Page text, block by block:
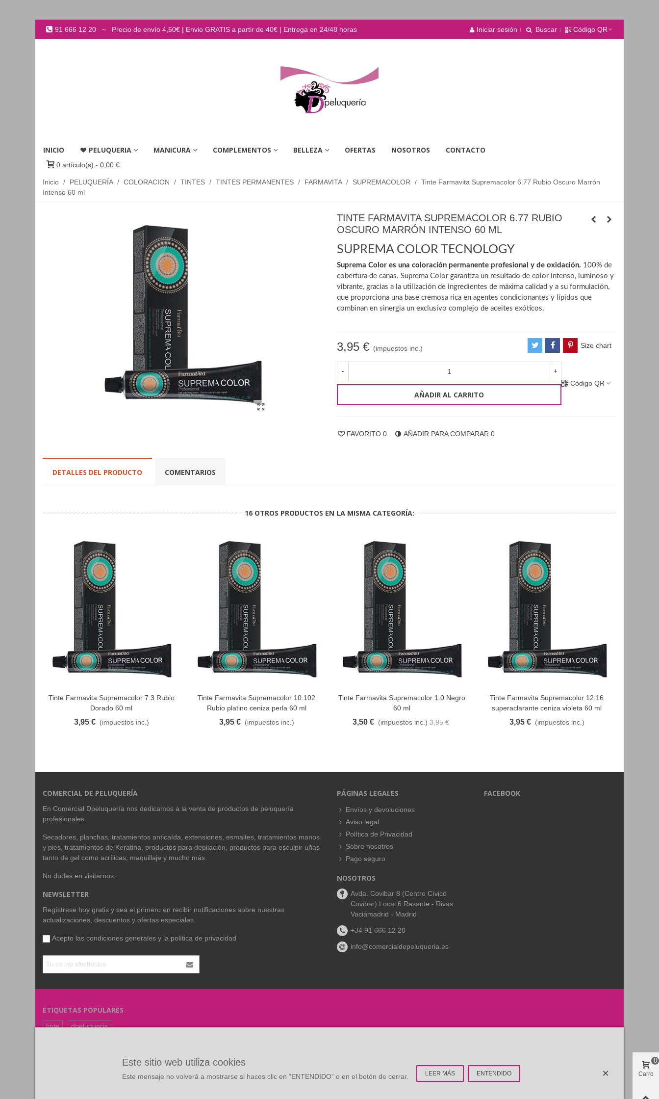
91 666 12 20 ~ Precio de envío 4,50€ | Envio GRATIS a partir de 40€ | Entrega en 24/48 horas Iniciar sesión Buscar Código QR
INICIO PELUQUERIA MANICURA COMPLEMENTOS BELLEZA OFERTAS NOSOTROS CONTACTO
0 artículo(s) - 0,00 €
Inicio / PELUQUERÍA / COLORACION / TINTES / TINTES PERMANENTES / FARMAVITA / SUPREMACOLOR / Tinte Farmavita Supremacolor 6.77 Rubio Oscuro Marrón
Intenso 60 ml
TINTE FARMAVITA SUPREMACOLOR 6.77 RUBIO
OSCURO MARRÓN INTENSO 60 ML
SUPREMA COLOR TECNOLOGY
Suprema Color es una coloración permanente profesional y de oxidación. 100% de
cobertura de canas. Suprema Color garantiza un resultado de color intenso, luminoso y
vibrante, gracias a la utilización de ingredientes de máxima calidad y a su formulación,
que proporciona una base cremosa rica en agentes condicionantes y lípidos que
combinan en sinergia un exclusivo complejo de aceites exóticos.
3,95 € (impuestos inc.) Size chart
- +
AÑADIR AL CARRITO
Código QR
FAVORITO 0 AÑADIR PARA COMPARAR 0
DETALLES DEL PRODUCTO COMENTARIOS
16 OTROS PRODUCTOS EN LA MISMA CATEGORÍA:
FAVORITO
Tinte Farmavita Supremacolor 7.3 Rubio
Dorado 60 ml
3,95 € (impuestos inc.)
FAVORITO
Tinte Farmavita Supremacolor 10.102
Rubio platino ceniza perla 60 ml
3,95 € (impuestos inc.)
FAVORITO
Tinte Farmavita Supremacolor 1.0 Negro
60 ml
3,50 € (impuestos inc.) 3,95 €
FAVORITO
Tinte Farmavita Supremacolor 12.16
superaclarante ceniza violeta 60 ml
3,95 € (impuestos inc.)
COMERCIAL DE PELUQUERÍA
En Comercial Dpeluquería nos dedicamos a la venta de productos de peluquería
profesionales.
Secadores, planchas, tratamientos anticaída, extensiones, esmaltes, tratamientos manos
y pies, tratamientos de Keratina, productos para depilación, productos para esculpir uñas
tanto de gel como acrílicas, maquillaje y mucho más.
No dudes en visitarnos.
NEWSLETTER
Regístrese hoy gratis y sea el primero en recibir notificaciones sobre nuestras
actualizaciones, descuentos y ofertas especiales.
Acepto las condiciones generales y la política de privacidad
PÁGINAS LEGALES
Envíos y devoluciones
Aviso legal
Política de Privacidad
Sobre nosotros
Pago seguro
NOSOTROS
Avda. Covibar 8 (Centro Cívico
Covibar) Local 6 Rasante - Rivas
Vaciamadrid - Madrid
+34 91 666 12 20
info@comercialdepeluqueria.es
FACEBOOK
ETIQUETAS POPULARES
tinte
dpeluqueria
Carro
0
Este sitio web utiliza cookies
Este mensaje no volverá a mostrarse si haces clic en “ENTENDIDO” o en el botón de cerrar. LEER MÁS ENTENDIDO ×